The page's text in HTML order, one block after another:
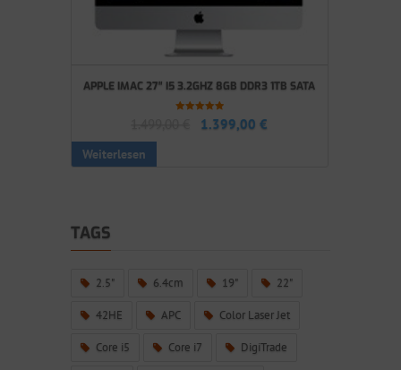
APPLE IMAC 27″ I5 3.2GHZ 8GB DDR3 1TB SATA
Bewertet mit1.399,00€
Weiterlesen
TAGS
2.5" 6.4cm 19" 22"
42HE APC Color Laser Jet
Core i5 Core i7 DigiTrade